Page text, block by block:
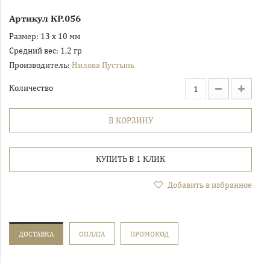
Артикул КР.056
Размер: 13 х 10 мм
Средний вес: 1,2 гр
Производитель: Нилова Пустынь
Количество
В КОРЗИНУ
КУПИТЬ В 1 КЛИК
Добавить в избранное
ДОСТАВКА ОПЛАТА ПРОМОКОД